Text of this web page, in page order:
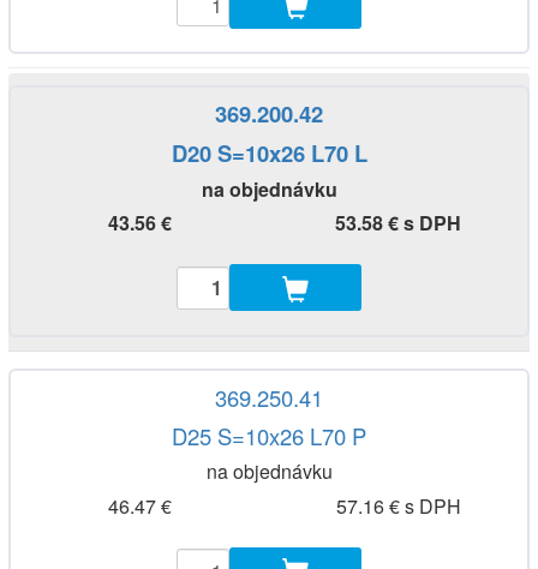
369.200.42
D20 S=10x26 L70 L
na objednávku
43.56 €
53.58 € s DPH
369.250.41
D25 S=10x26 L70 P
na objednávku
46.47 €
57.16 € s DPH